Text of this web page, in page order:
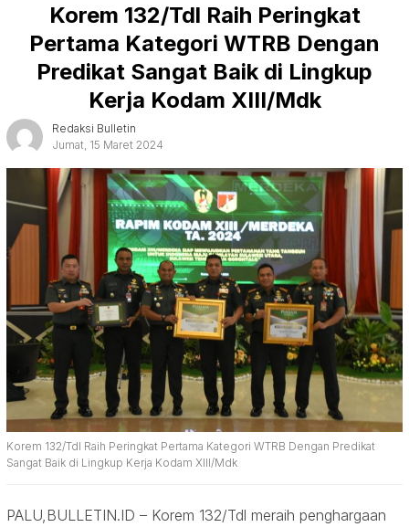
Korem 132/Tdl Raih Peringkat
Pertama Kategori WTRB Dengan
Predikat Sangat Baik di Lingkup
Kerja Kodam XIII/Mdk
Redaksi Bulletin
Jumat, 15 Maret 2024
Korem 132/Tdl Raih Peringkat Pertama Kategori WTRB Dengan Predikat
Sangat Baik di Lingkup Kerja Kodam XIII/Mdk
PALU,BULLETIN.ID – Korem 132/Tdl meraih penghargaan